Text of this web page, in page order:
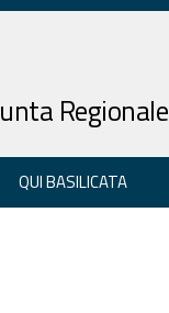
Regionale
QUI BASILICATA